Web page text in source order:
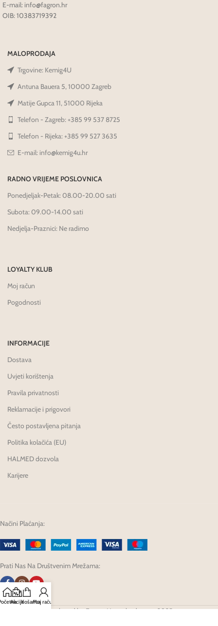
E-mail: info@fagron.hr
OIB: 10383719392
MALOPRODAJA
Trgovine: Kemig4U
Antuna Bauera 5, 10000 Zagreb
Matije Gupca 11, 51000 Rijeka
Telefon - Zagreb: +385 99 537 8725
Telefon - Rijeka: +385 99 527 3635
E-mail: info@kemig4u.hr
RADNO VRIJEME POSLOVNICA
Ponedjeljak-Petak: 08.00-20.00 sati
Subota: 09.00-14.00 sati
Nedjelja-Praznici: Ne radimo
LOYALTY KLUB
Moj račun
Pogodnosti
INFORMACIJE
Dostava
Uvjeti korištenja
Pravila privatnosti
Reklamacije i prigovori
Često postavljena pitanja
Politika kolačića (EU)
HALMED dozvola
Karijere
Načini Plaćanja:
Prati Nas Na Društvenim Mrežama:
Developed by Fagron Hrvatska d.o.o. @ 2025.
AkcijeKošaricaMoj račun